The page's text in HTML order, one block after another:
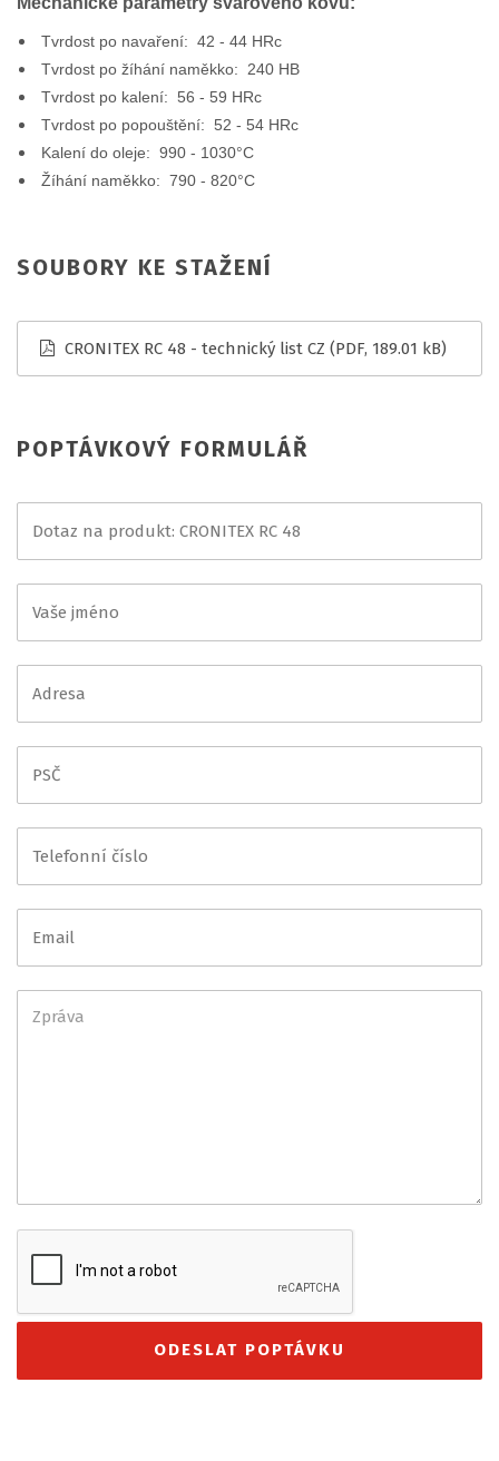
Tvrdost po navaření: 42 - 44 HRc
Tvrdost po žíhání naměkko: 240 HB
Tvrdost po kalení: 56 - 59 HRc
Tvrdost po popouštění: 52 - 54 HRc
Kalení do oleje: 990 - 1030°C
Žíhání naměkko: 790 - 820°C
SOUBORY KE STAŽENÍ
CRONITEX RC 48 - technický list CZ (PDF, 189.01 kB)
POPTÁVKOVÝ FORMULÁŘ